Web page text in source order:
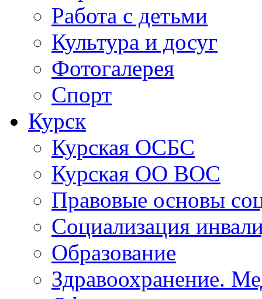
Работа с детьми
Культура и досуг
Фотогалерея
Спорт
Курск
Курская ОСБС
Курская ОО ВОС
Правовые основы
Социализация
Образование
Здравоохранение.